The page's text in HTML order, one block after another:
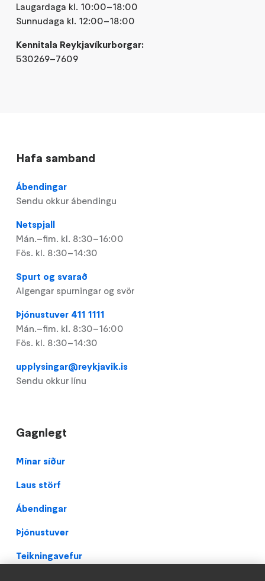
Laugardaga kl. 10:00–18:00
Sunnudaga kl. 12:00–18:00
Kennitala Reykjavíkurborgar:
530269–7609
Hafa samband
Ábendingar
Sendu okkur ábendingu
Netspjall
Mán.–fim. kl. 8:30–16:00
Fös. kl. 8:30–14:30
Spurt og svarað
Algengar spurningar og svör
Þjónustuver 411 1111
Mán.–fim. kl. 8:30–16:00
Fös. kl. 8:30–14:30
upplysingar@reykjavik.is
Sendu okkur línu
Gagnlegt
Footer
Mínar síður
Laus störf
Ábendingar
Þjónustuver
Teikningavefur